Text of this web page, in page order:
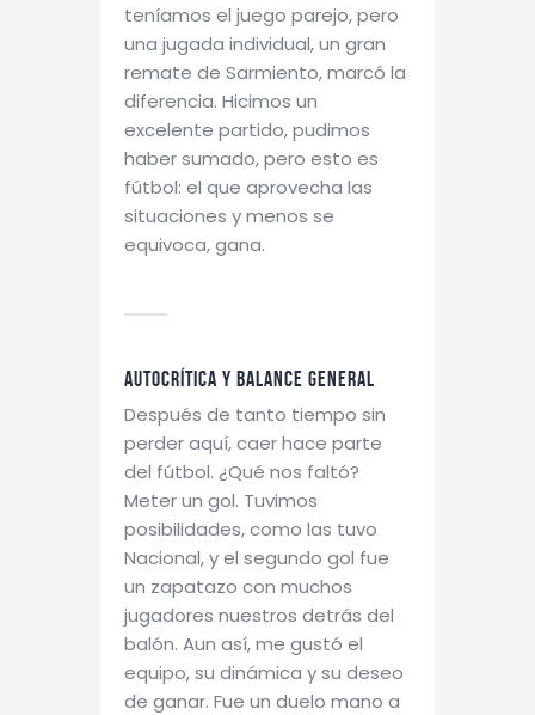
teníamos el juego parejo, pero
una jugada individual, un gran
remate de Sarmiento, marcó la
diferencia. Hicimos un
excelente partido, pudimos
haber sumado, pero esto es
fútbol: el que aprovecha las
situaciones y menos se
equivoca, gana.
Autocrítica y balance general
Después de tanto tiempo sin
perder aquí, caer hace parte
del fútbol. ¿Qué nos faltó?
Meter un gol. Tuvimos
posibilidades, como las tuvo
Nacional, y el segundo gol fue
un zapatazo con muchos
jugadores nuestros detrás del
balón. Aun así, me gustó el
equipo, su dinámica y su deseo
de ganar. Fue un duelo mano a